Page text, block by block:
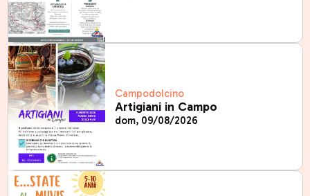
Campodolcino
Artigiani in Campo
dom, 09/08/2026